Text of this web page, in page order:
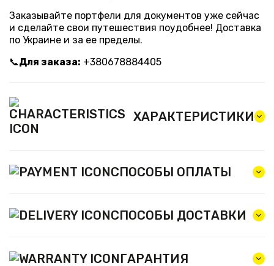
Заказывайте портфели для документов уже сейчас
и сделайте свои путешествия поудобнее! Доставка
по Украине и за ее пределы.
📞Для заказа: +380678884405
ХАРАКТЕРИСТИКИ
СПОСОБЫ ОПЛАТЫ
СПОСОБЫ ДОСТАВКИ
ГАРАНТИЯ